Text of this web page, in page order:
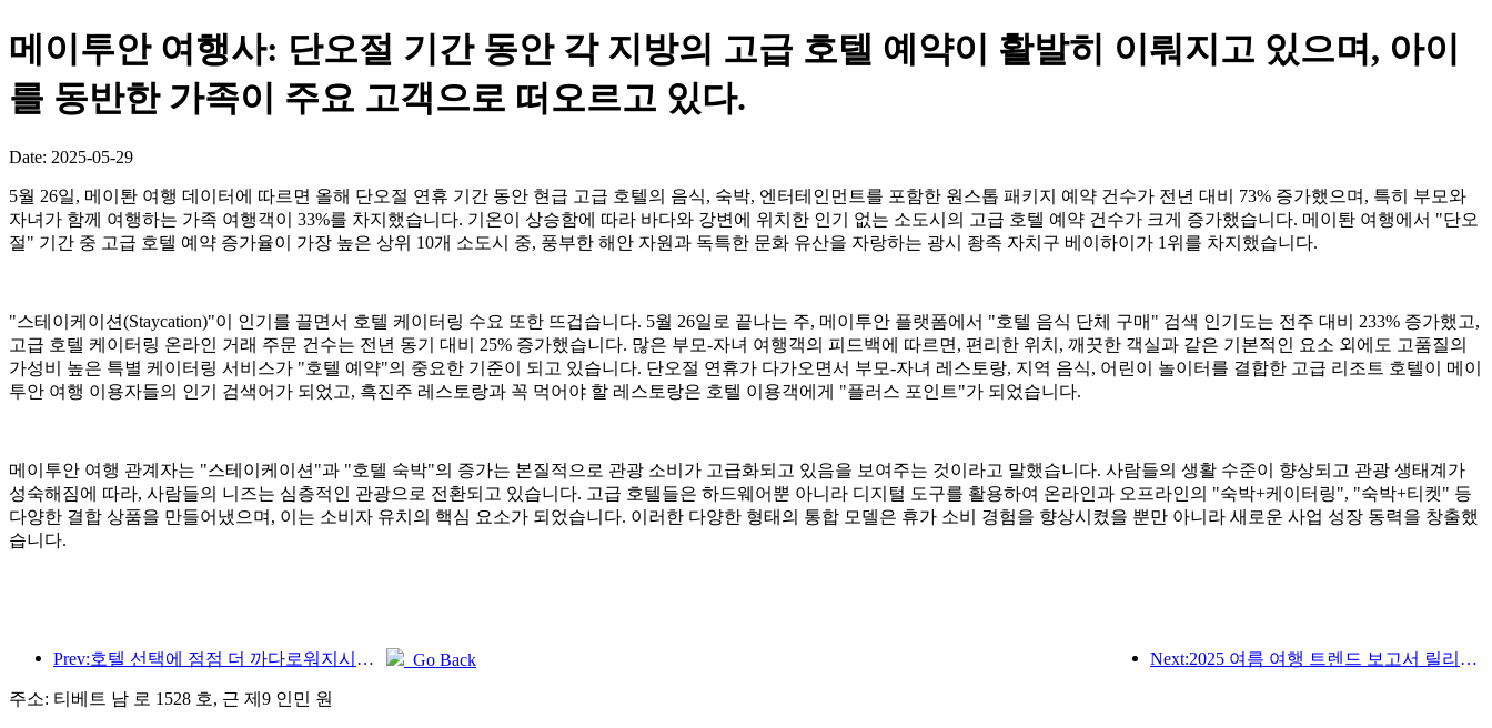
메이투안 여행사: 단오절 기간 동안 각 지방의 고급 호텔 예약이 활발히 이뤄지고 있으며, 아이
를 동반한 가족이 주요 고객으로 떠오르고 있다.
Date: 2025-05-29
5월 26일, 메이퇀 여행 데이터에 따르면 올해 단오절 연휴 기간 동안 현급 고급 호텔의 음식, 숙박, 엔터테인먼트를 포함한 원스톱 패키지 예약 건수가 전년 대비 73% 증가했으며, 특히 부모와
자녀가 함께 여행하는 가족 여행객이 33%를 차지했습니다. 기온이 상승함에 따라 바다와 강변에 위치한 인기 없는 소도시의 고급 호텔 예약 건수가 크게 증가했습니다. 메이퇀 여행에서 "단오
절" 기간 중 고급 호텔 예약 증가율이 가장 높은 상위 10개 소도시 중, 풍부한 해안 자원과 독특한 문화 유산을 자랑하는 광시 좡족 자치구 베이하이가 1위를 차지했습니다.
"스테이케이션(Staycation)"이 인기를 끌면서 호텔 케이터링 수요 또한 뜨겁습니다. 5월 26일로 끝나는 주, 메이투안 플랫폼에서 "호텔 음식 단체 구매" 검색 인기도는 전주 대비 233% 증가했고,
고급 호텔 케이터링 온라인 거래 주문 건수는 전년 동기 대비 25% 증가했습니다. 많은 부모-자녀 여행객의 피드백에 따르면, 편리한 위치, 깨끗한 객실과 같은 기본적인 요소 외에도 고품질의
가성비 높은 특별 케이터링 서비스가 "호텔 예약"의 중요한 기준이 되고 있습니다. 단오절 연휴가 다가오면서 부모-자녀 레스토랑, 지역 음식, 어린이 놀이터를 결합한 고급 리조트 호텔이 메이
투안 여행 이용자들의 인기 검색어가 되었고, 흑진주 레스토랑과 꼭 먹어야 할 레스토랑은 호텔 이용객에게 "플러스 포인트"가 되었습니다.
메이투안 여행 관계자는 "스테이케이션"과 "호텔 숙박"의 증가는 본질적으로 관광 소비가 고급화되고 있음을 보여주는 것이라고 말했습니다. 사람들의 생활 수준이 향상되고 관광 생태계가
성숙해짐에 따라, 사람들의 니즈는 심층적인 관광으로 전환되고 있습니다. 고급 호텔들은 하드웨어뿐 아니라 디지털 도구를 활용하여 온라인과 오프라인의 "숙박+케이터링", "숙박+티켓" 등
다양한 결합 상품을 만들어냈으며, 이는 소비자 유치의 핵심 요소가 되었습니다. 이러한 다양한 형태의 통합 모델은 휴가 소비 경험을 향상시켰을 뿐만 아니라 새로운 사업 성장 동력을 창출했
습니다.
Prev:호텔 선택에 점점 더 까다로워지시나요? 중급 및 고급 브랜드 모두 세부 사항을 '선택'하고 있습니다. Next:2025 여름 여행 트렌드 보고서 릴리스 : 부모-자식 고객 기반은 60% 이상을 차지합니다.
Go Back
주소: 티베트 남 로 1528 호, 근 제9 인민 원